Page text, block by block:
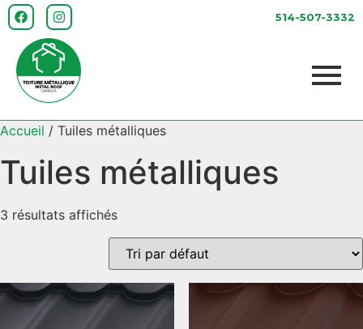
514-507-3332
Accueil / Tuiles métalliques
Tuiles métalliques
3 résultats affichés